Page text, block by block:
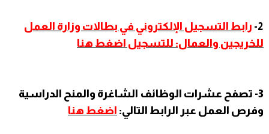
2- رابط التسجيل الإلكتروني في بطالات وزارة العمل
للخريجين والعمال: للتسجيل اضغط هنا
3- تصفح عشرات الوظائف الشاغرة والمنح الدراسية
وفرص العمل عبر الرابط التالي: اضغط هنا